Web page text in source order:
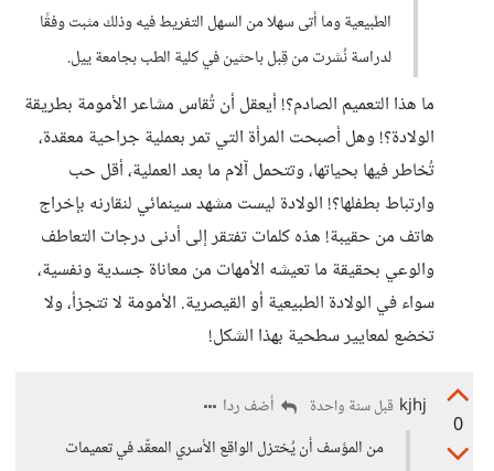
الطبيعية وما أتى سهلا من السهل التفريط فيه وذلك مثبت وفقًا
لدراسة نُشرت من قِبل باحثين في كلية الطب بجامعة ييل.
ما هذا التعميم الصادم؟! أيعقل أن تُقاس مشاعر الأمومة بطريقة
الولادة؟! وهل أصبحت المرأة التي تمر بعملية جراحية معقدة،
تُخاطر فيها بحياتها، وتتحمل آلام ما بعد العملية، أقل حب
وارتباط بطفلها؟! الولادة ليست مشهد سينمائي لنقارنه بإخراج
هاتف من حقيبة! هذه كلمات تفتقر إلى أدنى درجات التعاطف
والوعي بحقيقة ما تعيشه الأمهات من معاناة جسدية ونفسية،
سواء في الولادة الطبيعية أو القيصرية. الأمومة لا تتجزأ، ولا
تخضع لمعايير سطحية بهذا الشكل!
0
kjhj قبل سنة واحدة
أضف ردا
من المؤسف أن يُختزل الواقع الأسري المعقّد في تعميمات